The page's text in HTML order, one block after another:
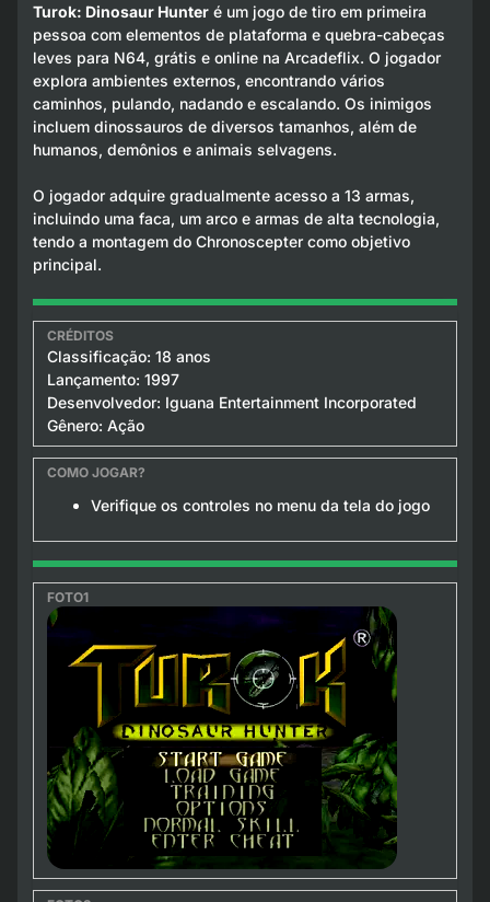
Turok: Dinosaur Hunteré um jogo de tiro em primeira
pessoa com elementos de plataforma e quebra-cabeças
leves para N64, grátis e online na Arcadeflix. O jogador
explora ambientes externos, encontrando vários
caminhos, pulando, nadando e escalando. Os inimigos
incluem dinossauros de diversos tamanhos, além de
humanos, demônios e animais selvagens.
O jogador adquire gradualmente acesso a 13 armas,
incluindo uma faca, um arco e armas de alta tecnologia,
tendo a montagem do Chronoscepter como objetivo
principal.
Classificação: 18 anos
Lançamento: 1997
Desenvolvedor: Iguana Entertainment Incorporated
Gênero: Ação
Verifique os controles no menu da tela do jogo